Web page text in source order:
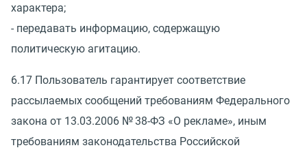
характера;
- передавать информацию, содержащую
политическую агитацию.
6.17 Пользователь гарантирует соответствие
рассылаемых сообщений требованиям Федерального
закона от 13.03.2006 № 38-ФЗ «О рекламе», иным
требованиям законодательства Российской